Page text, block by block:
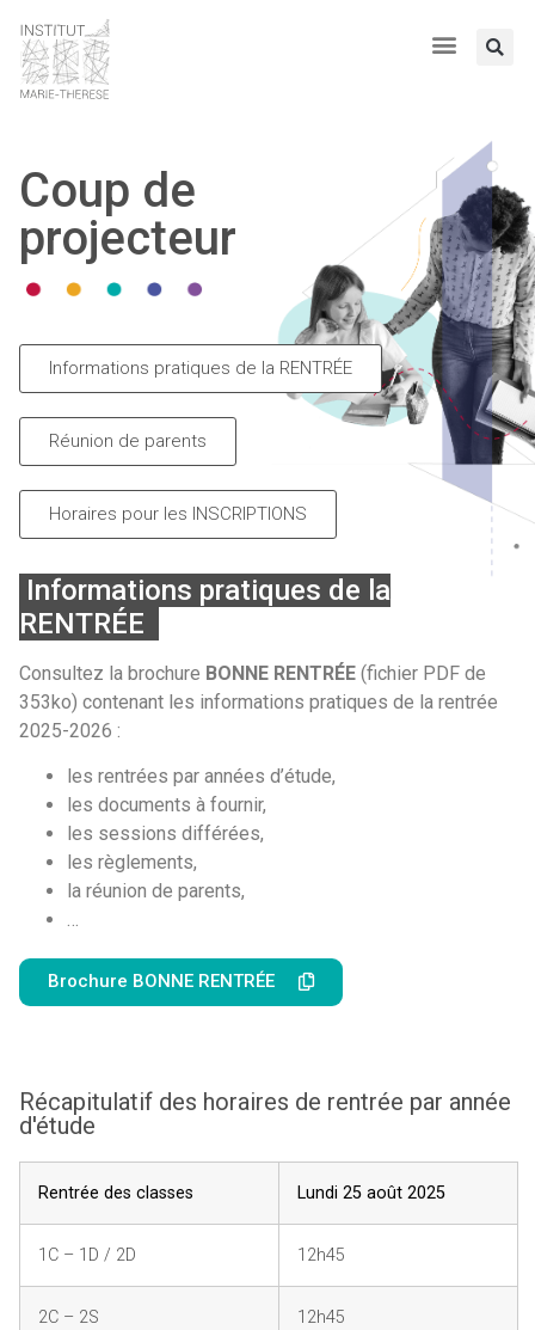
Coup de
projecteur
Informations pratiques de la RENTRÉE
Réunion de parents
Horaires pour les INSCRIPTIONS
Informations pratiques de la
RENTRÉE
Consultez la brochure BONNE RENTRÉE (fichier PDF de
353ko) contenant les informations pratiques de la rentrée
2025-2026 :
les rentrées par années d’étude,
les documents à fournir,
les sessions différées,
les règlements,
la réunion de parents,
…
Brochure BONNE RENTRÉE
Récapitulatif des horaires de rentrée par année
d'étude
Rentrée des classes Lundi 25 août 2025
1C – 1D / 2D 12h45
2C – 2S 12h45